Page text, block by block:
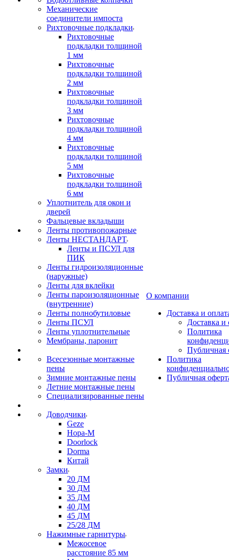
Механические
соединители импоста
Рихтовочные подкладки
Рихтовочные
подкладки толщиной
1 мм
Рихтовочные
подкладки толщиной
2 мм
Рихтовочные
подкладки толщиной
3 мм
Рихтовочные
подкладки толщиной
4 мм
Рихтовочные
подкладки толщиной
5 мм
Рихтовочные
подкладки толщиной
6 мм
Уплотнитель для окон и
дверей
Фальцевые вкладыши
Ленты противопожарные
Ленты НЕСТАНДАРТ
Ленты и ПСУЛ для
ПИК
Ленты гидроизоляционные
(наружные)
Ленты для вклейки
Ленты пароизоляционные
(внутренние)
Ленты полнобутиловые
Ленты ПСУЛ
Ленты уплотнительные
Мембраны, паронит
Всесезонные монтажные
пены
Зимние монтажные пены
Летние монтажные пены
Специализированные пены
Доводчики
Geze
Нора-М
Doorlock
Dorma
Китай
Замки
20 ДМ
30 ДМ
35 ДМ
40 ДМ
45 ДМ
25/28 ДМ
Нажимные гарнитуры
Межосевое
расстояние 85 мм
О компании
Доставка и
Доставка и
Политика
Публичная
Политика
Публичная